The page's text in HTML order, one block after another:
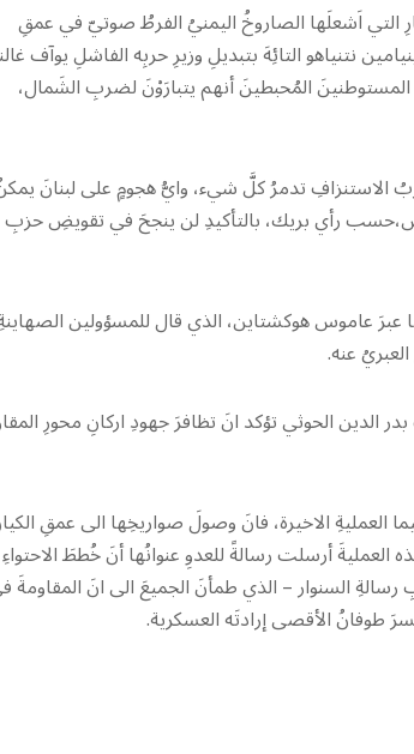
التي اَشعلَها الصاروخُ اليمنيُ الفرطُ صوتيّ في عمقِ
نتنياهو التائِهَ بتبديلِ وزيرِ حربِه الفاشلِ يوآف
المُحبطينَ أنهم يتبارَوْنَ لضربِ الشَمال،
الاستنزافِ تدمرُ كلَّ شيء، وايُّ هجومٍ على لبنانَ
رأي بريك، بالتأكيدِ لن ينجحَ في تقويضِ حزبِ
عاموس هوكشتاين، الذي قال للمسؤولين
عنه.
الدين الحوثي تؤكد انَ تظافرَ جهودِ اركانِ محورِ
العمليةِ الاخيرة، فانَ وصولَ صواريخِها الى عمقِ
أرسلت رسالةً للعدوِ عنوانُها أنَ خُططَ الاحتواءِ
السنوار – الذي طمأنَ الجميعَ الى انَ المقاومةَ
طوفانُ الأقصى إرادتَه العسكرية.